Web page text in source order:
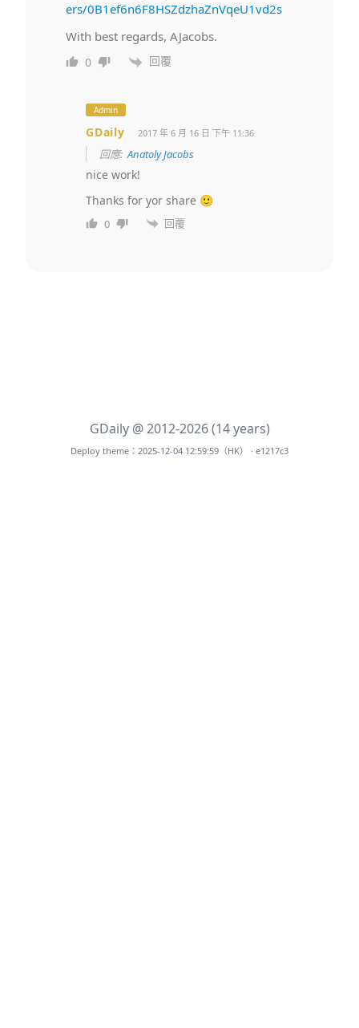
ers/0B1ef6n6F8HSZdzhaZnVqeU1vd2s
With best regards, AJacobs.
0 回覆
Admin
GDaily 2017 年 6 月 16 日 下午 11:36
回應:Anatoly Jacobs
nice work!
Thanks for yor share 🙂
0 回覆
GDaily @ 2012-2026 (14 years)
Deploy theme：2025-12-04 12:59:59（HK） · e1217c3